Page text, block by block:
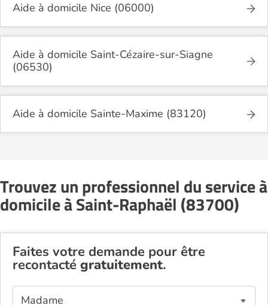
Aide à domicile Nice (06000)
Aide à domicile Saint-Cézaire-sur-Siagne
(06530)
Aide à domicile Sainte-Maxime (83120)
Trouvez un professionnel du service à
domicile à Saint-Raphaël (83700)
Faites votre demande pour être
recontacté gratuitement.